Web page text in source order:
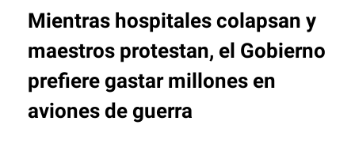
Mientras hospitales colapsan y
maestros protestan, el Gobierno
prefiere gastar millones en
aviones de guerra